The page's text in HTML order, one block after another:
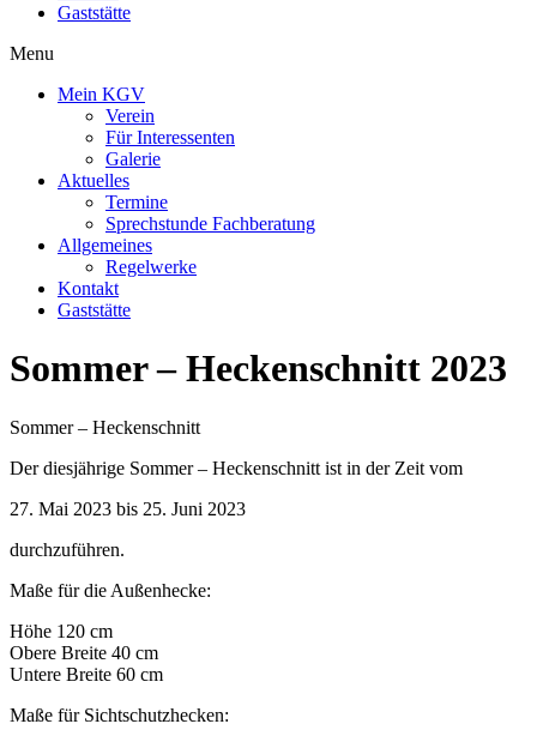
Gaststätte
Menu
Mein KGV
Verein
Für Interessenten
Galerie
Aktuelles
Termine
Sprechstunde Fachberatung
Allgemeines
Regelwerke
Kontakt
Gaststätte
Sommer – Heckenschnitt 2023
Sommer – Heckenschnitt
Der diesjährige Sommer – Heckenschnitt ist in der Zeit vom
27. Mai 2023 bis 25. Juni 2023
durchzuführen.
Maße für die Außenhecke:
Höhe 120 cm
Obere Breite 40 cm
Untere Breite 60 cm
Maße für Sichtschutzhecken: